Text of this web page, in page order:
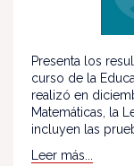
Presenta los
curso de la
realizó en
Matemáticas, la
incluyen las
Leer más...